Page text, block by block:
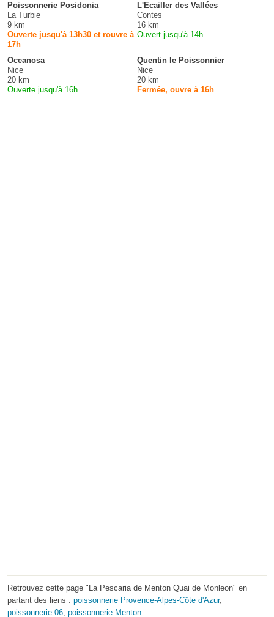
Poissonnerie Posidonia
La Turbie
9 km
Ouverte jusqu'à 13h30 et rouvre à
17h
L'Ecailler des Vallées
Contes
16 km
Ouvert jusqu'à 14h
Oceanosa
Nice
20 km
Ouverte jusqu'à 16h
Quentin le Poissonnier
Nice
20 km
Fermée, ouvre à 16h
Retrouvez cette page "La Pescaria de Menton Quai de Monleon" en
partant des liens : poissonnerie Provence-Alpes-Côte d'Azur,
poissonnerie 06, poissonnerie Menton.